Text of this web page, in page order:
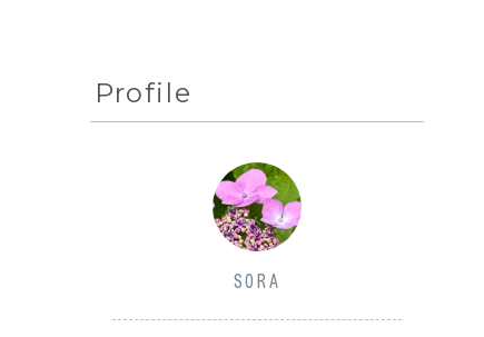
Profile
SORA